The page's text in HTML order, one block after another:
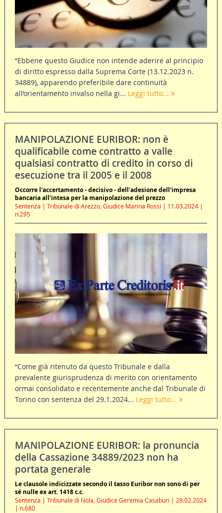
“Ebbene questo Giudice non intende aderire al principio
di diritto espresso dalla Suprema Corte (13.12.2023 n.
34889), apparendo preferibile dare continuità
all’orientamento invalso nella gi... Leggi tutto...
MANIPOLAZIONE EURIBOR: non è
qualificabile come contratto a valle
qualsiasi contratto di credito in corso di
esecuzione tra il 2005 e il 2008
Occorre l'accertamento - decisivo - dell'adesione dell'impresa
bancaria all'intesa per la manipolazione del prezzo
Sentenza | Tribunale di Arezzo, Giudice Marina Rossi | 11.03.2024 |
n.295
“Come già ritenuto da questo Tribunale e dalla
prevalente giurisprudenza di merito con orientamento
ormai consolidato e recentemente anche dal Tribunale di
Torino con sentenza del 29.1.2024... Leggi tutto...
MANIPOLAZIONE EURIBOR: la pronuncia
della Cassazione 34889/2023 non ha
portata generale
Le clausole indicizzate secondo il tasso Euribor non sono di per
sé nulle ex art. 1418 c.c.
Sentenza | Tribunale di Nola, Giudice Geremia Casaburi | 28.02.2024
| n.680